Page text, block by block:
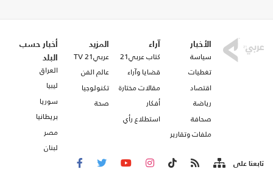
الأخبار
سياسة
تغطيات
اقتصاد
رياضة
صحافة
ملفات وتقارير
آراء
كتاب عربي21
قضايا وآراء
مقالات مختارة
أفكار
استطلاع رأي
المزيد
عربي21 TV
عالم الفن
تكنولوجيا
صحة
أخبار حسب
البلد
العراق
ليبيا
سوريا
بريطانيا
مصر
لبنان
تابعنا على